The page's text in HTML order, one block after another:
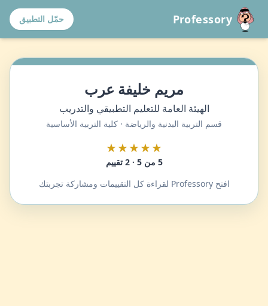
Professory حمّل التطبيق
مريم خليفة عرب
الهيئة العامة للتعليم التطبيقي والتدريب
قسم التربية البدنية والرياضة · كلية التربية الأساسية
★★★★★
5 من 5 · 2 تقييم
افتح Professory لقراءة كل التقييمات ومشاركة تجربتك